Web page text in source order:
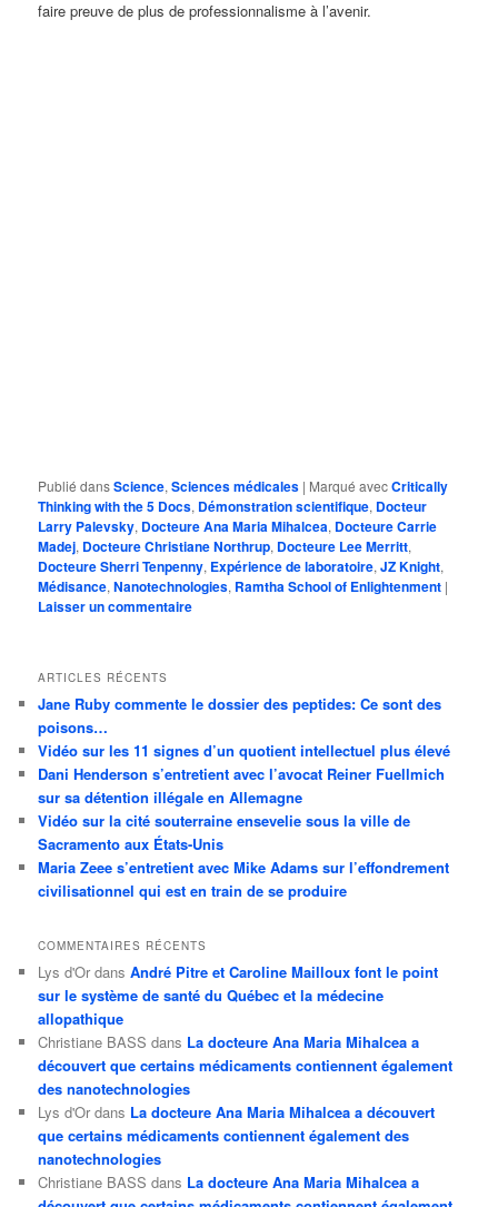
faire preuve de plus de professionnalisme à l’avenir.
Publié dansScience,Sciences médicales | Marqué avecCritically
Thinking with the 5 Docs, Démonstration scientifique, Docteur
Larry Palevsky, Docteure Ana Maria Mihalcea, Docteure Carrie
Madej, Docteure Christiane Northrup, Docteure Lee Merritt,
Docteure Sherri Tenpenny, Expérience de laboratoire,JZ Knight,
Médisance,Nanotechnologies, Ramtha School of Enlightenment |
Laisser un commentaire
ARTICLES RÉCENTS
Jane Ruby commente le dossier des peptides: Ce sont des
poisons…
Vidéo sur les 11 signes d’un quotient intellectuel plus élevé
Dani Henderson s’entretient avec l’avocat Reiner Fuellmich
sur sa détention illégale en Allemagne
Vidéo sur la cité souterraine ensevelie sous la ville de
Sacramento aux États-Unis
Maria Zeee s’entretient avec Mike Adams sur l’effondrement
civilisationnel qui est en train de se produire
COMMENTAIRES RÉCENTS
Lys d'Or dansAndré Pitre et Caroline Mailloux font le point
sur le système de santé du Québec et la médecine
allopathique
Christiane BASS dans La docteure Ana Maria Mihalcea a
découvert que certains médicaments contiennent également
des nanotechnologies
Lys d'Or dans La docteure Ana Maria Mihalcea a découvert
que certains médicaments contiennent également des
nanotechnologies
Christiane BASS dans La docteure Ana Maria Mihalcea a